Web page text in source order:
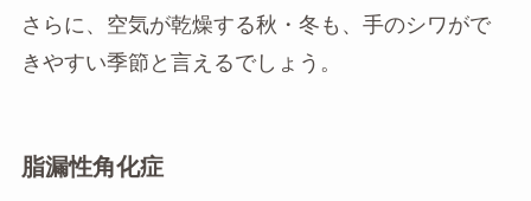
さらに、空気が乾燥する秋・冬も、手のシワがで
きやすい季節と言えるでしょう。
脂漏性角化症